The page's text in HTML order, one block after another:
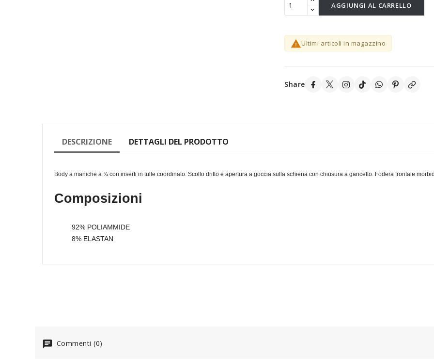
AGGIUNGI AL CARRELLO
Ultimi articoli in magazzino
Share
DESCRIZIONE DETTAGLI DEL PRODOTTO
Body a maniche a ¾ con inserti in tulle coordinato. Scollo dritto e apertura a goccia sulla schiena con chiusura a gancetto. Fodera frontale
Composizioni
92% POLIAMMIDE
8% ELASTAN
Commenti (0)